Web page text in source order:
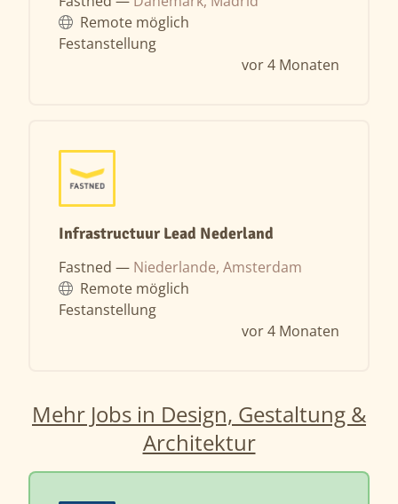
Remote möglich
Festanstellung
vor 4 Monaten
Infrastructuur Lead Nederland
Fastned — Niederlande, Amsterdam
Remote möglich
Festanstellung
vor 4 Monaten
Mehr Jobs in Design, Gestaltung &
Architektur